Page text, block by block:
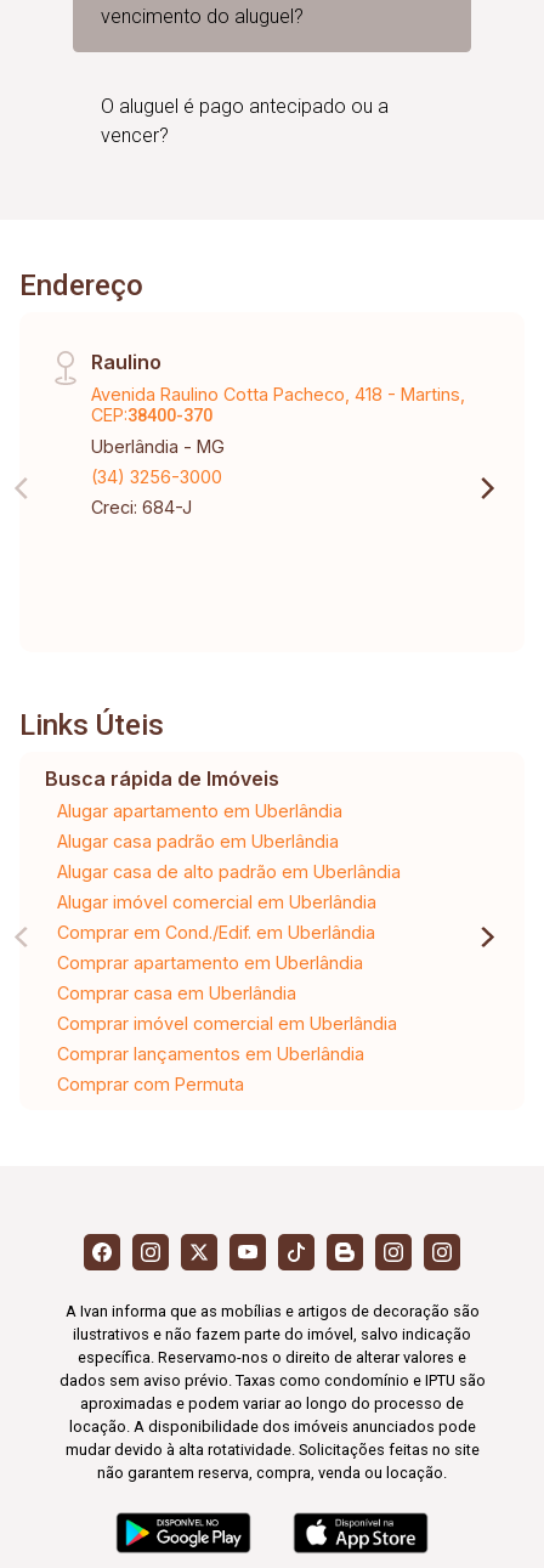
vencimento do aluguel?
O aluguel é pago antecipado ou a
vencer?
Endereço
Raulino
Avenida Raulino Cotta Pacheco, 418 - Martins,
CEP:38400-370
Uberlândia - MG
(34) 3256-3000
Creci: 684-J
Links Úteis
Busca rápida de Imóveis
Alugar apartamento em Uberlândia
Alugar casa padrão em Uberlândia
Alugar casa de alto padrão em Uberlândia
Alugar imóvel comercial em Uberlândia
Comprar em Cond./Edif. em Uberlândia
Comprar apartamento em Uberlândia
Comprar casa em Uberlândia
Comprar imóvel comercial em Uberlândia
Comprar lançamentos em Uberlândia
Comprar com Permuta
A Ivan informa que as mobílias e artigos de decoração são
ilustrativos e não fazem parte do imóvel, salvo indicação
específica. Reservamo-nos o direito de alterar valores e
dados sem aviso prévio. Taxas como condomínio e IPTU são
aproximadas e podem variar ao longo do processo de
locação. A disponibilidade dos imóveis anunciados pode
mudar devido à alta rotatividade. Solicitações feitas no site
não garantem reserva, compra, venda ou locação.